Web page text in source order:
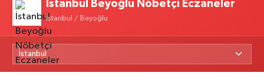
İstanbul Beyoğlu Nöbetçi Eczaneler
İstanbul / Beyoğlu